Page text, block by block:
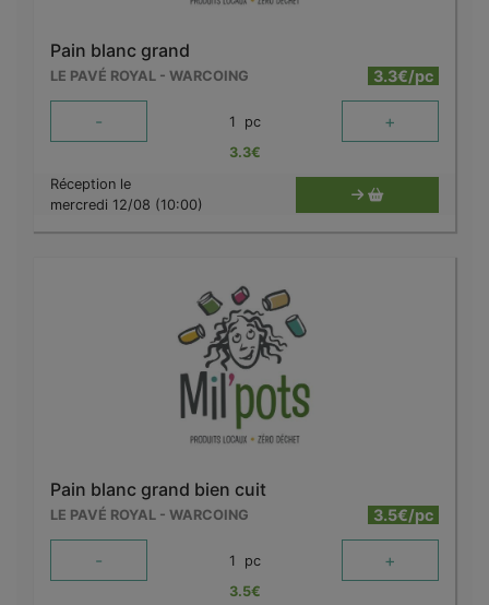
Pain blanc grand
LE PAVÉ ROYAL - WARCOING 3.3€/pc
- 1 pc +
3.3€
Réception le
mercredi 12/08 (10:00)
Pain blanc grand bien cuit
LE PAVÉ ROYAL - WARCOING 3.5€/pc
- 1 pc +
3.5€